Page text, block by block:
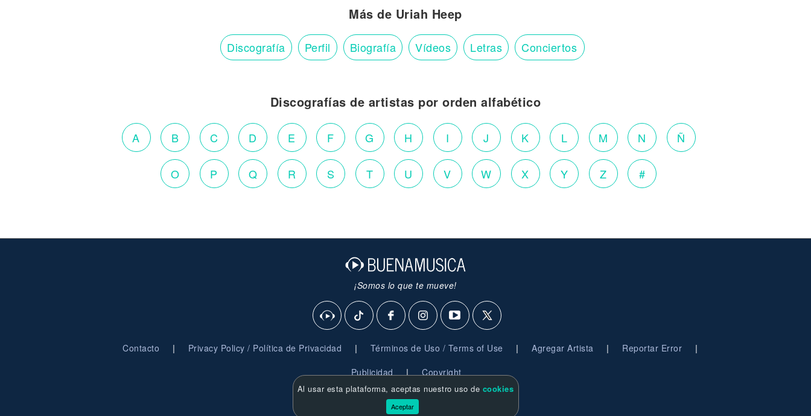
Más de Uriah Heep
Discografía Perfil Biografía Vídeos Letras Conciertos
Discografías de artistas por orden alfabético
A B C D E F G H I J K L M N Ñ
O P Q R S T U V W X Y Z #
¡Somos lo que te mueve!
Contacto | Privacy Policy / Política de Privacidad | Términos de Uso / Terms of Use | Agregar Artista | Reportar Error |
Publicidad | Copyright
© 2026 BuenaMusica.com - Derechos Reservados
Al usar esta plataforma, aceptas nuestro uso de cookies
Aceptar